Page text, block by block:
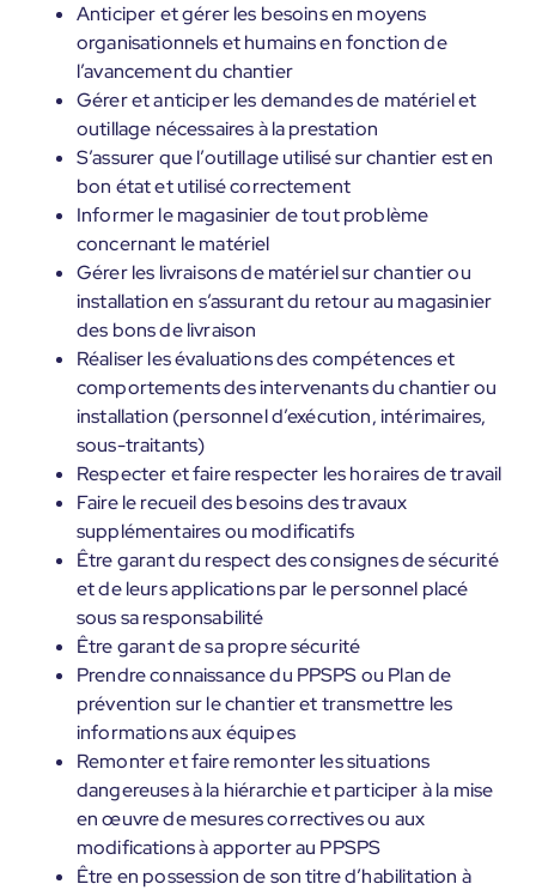
Anticiper et gérer les besoins en moyens
organisationnels et humains en fonction de
l’avancement du chantier
Gérer et anticiper les demandes de matériel et
outillage nécessaires à la prestation
S’assurer que l’outillage utilisé sur chantier est en
bon état et utilisé correctement
Informer le magasinier de tout problème
concernant le matériel
Gérer les livraisons de matériel sur chantier ou
installation en s’assurant du retour au magasinier
des bons de livraison
Réaliser les évaluations des compétences et
comportements des intervenants du chantier ou
installation (personnel d’exécution, intérimaires,
sous-traitants)
Respecter et faire respecter les horaires de travail
Faire le recueil des besoins des travaux
supplémentaires ou modificatifs
Être garant du respect des consignes de sécurité
et de leurs applications par le personnel placé
sous sa responsabilité
Être garant de sa propre sécurité
Prendre connaissance du PPSPS ou Plan de
prévention sur le chantier et transmettre les
informations aux équipes
Remonter et faire remonter les situations
dangereuses à la hiérarchie et participer à la mise
en œuvre de mesures correctives ou aux
modifications à apporter au PPSPS
Être en possession de son titre d’habilitation à